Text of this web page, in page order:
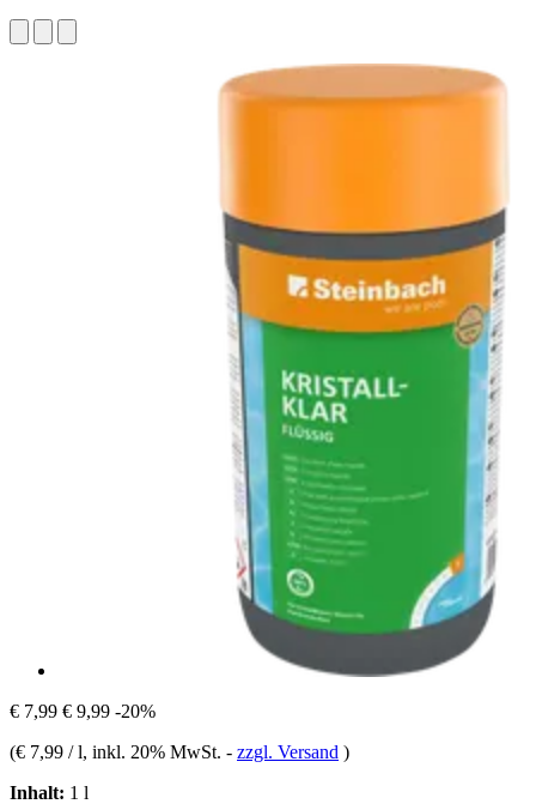
€ 7,99 € 9,99 -20%
(€ 7,99 / l, inkl. 20% MwSt. - zzgl. Versand )
Inhalt: 1 l